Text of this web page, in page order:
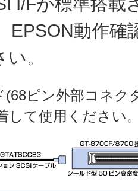
EPSON動作
。
(68ピン外部コネ
して使用ください